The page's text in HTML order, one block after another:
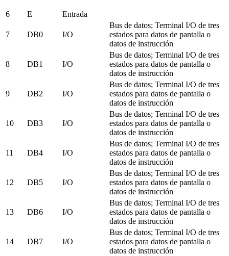
6 E Entrada
7 DB0 I/O
Bus de datos; Terminal I/O de tres
estados para datos de pantalla o
datos de instrucción
8 DB1 I/O
Bus de datos; Terminal I/O de tres
estados para datos de pantalla o
datos de instrucción
9 DB2 I/O
Bus de datos; Terminal I/O de tres
estados para datos de pantalla o
datos de instrucción
10 DB3 I/O
Bus de datos; Terminal I/O de tres
estados para datos de pantalla o
datos de instrucción
11 DB4 I/O
Bus de datos; Terminal I/O de tres
estados para datos de pantalla o
datos de instrucción
12 DB5 I/O
Bus de datos; Terminal I/O de tres
estados para datos de pantalla o
datos de instrucción
13 DB6 I/O
Bus de datos; Terminal I/O de tres
estados para datos de pantalla o
datos de instrucción
14 DB7 I/O
Bus de datos; Terminal I/O de tres
estados para datos de pantalla o
datos de instrucción